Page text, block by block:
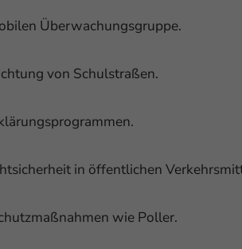
Überwachungsgruppe.
von Schulstraßen.
in öffentlichen
wie Poller.